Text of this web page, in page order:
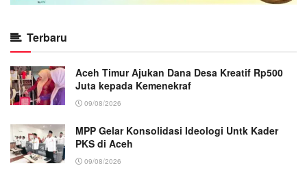
Terbaru
Aceh Timur Ajukan Dana Desa Kreatif Rp500
Juta kepada Kemenekraf
09/08/2026
MPP Gelar Konsolidasi Ideologi Untk Kader
PKS di Aceh
09/08/2026